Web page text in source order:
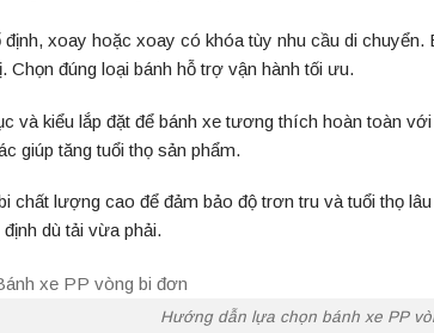
xoay hoặc xoay có khóa tùy nhu cầu di
Chọn đúng loại bánh hỗ trợ vận hành tối ưu.
và kiểu lắp đặt để bánh xe tương thích hoàn toàn
giúp tăng tuổi thọ sản phẩm.
chất lượng cao để đảm bảo độ trơn tru và tuổi thọ
dù tải vừa phải.
Hướng dẫn lựa chọn bánh xe PP